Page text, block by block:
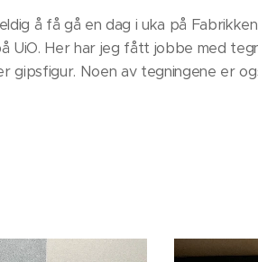
å få gå en dag i uka på
UiO. Her har jeg fått jobbe med
gipsfigur. Noen av tegningene er